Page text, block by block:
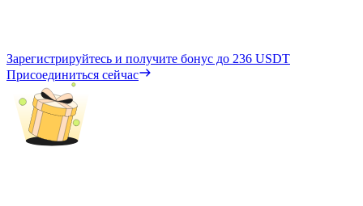
Зарегистрируйтесь и получите бонус до 236 USDT
Присоединиться сейчас